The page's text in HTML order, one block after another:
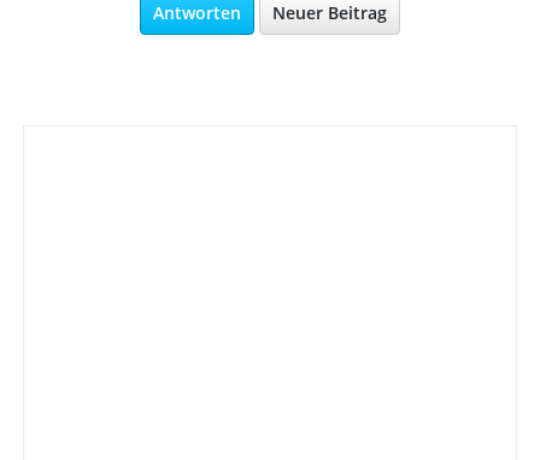
Antworten Neuer Beitrag